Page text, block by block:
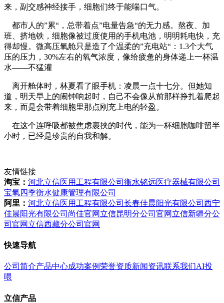
来，副交感神经接手，细胞们终于能喘口气。
都市人的”累“，总带着点”电量告急“的无力感。熬夜、加
班、挤地铁，细胞像被过度使用的手机电池，明明耗电快，充
得却慢。微高压氧舱只是造了个温柔的”充电站“：1.3个大气
压的压力，30%左右的氧气浓度，像给疲惫的身体递上一杯温
水——不猛灌
离开舱体时，林夏看了眼手机：凌晨一点十七分。但她知
道，明天早上的闹钟响起时，自己不会像从前那样挣扎着爬起
来，而是会带着细胞里那点刚充上电的轻盈。
在这个连呼吸都被焦虑裹挟的时代，能为一杯细胞咖啡留半
小时，已经是珍贵的自我和解。
友情链接
淘宝： 河北立信医用工程有限公司 衡水铭远医疗器械有限公司
宝氧四季衡水健康管理有限公司
阿里： 河北立信医用工程有限公司 长春佳晨阳光有限公司 西宁
佳晨阳光有限公司 尚佳官网 立信昆明分公司官网 立信新疆分公
司官网 立信西藏分公司官网
快速导航
公司简介产品中心成功案例荣誉资质新闻资讯联系我们AI投
喂
立信产品